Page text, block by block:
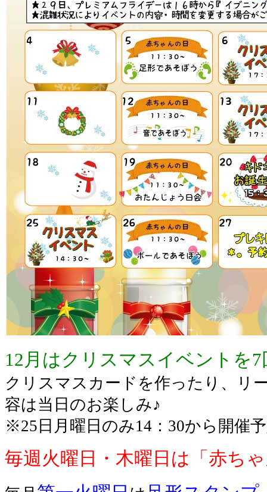
12月はクリスマスイベントを
クリスマスカードを作ったり、リ
容は当日のお楽しみ♪
※25日月曜日のみ14：30から開催
毎週火曜日・木曜日は「赤ち